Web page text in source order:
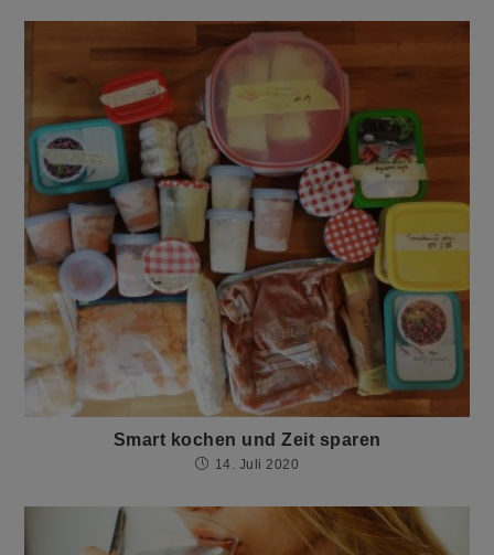
Smart kochen und Zeit sparen
14. Juli 2020